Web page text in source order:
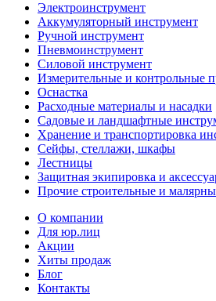
Электроинструмент
Аккумуляторный инструмент
Ручной инструмент
Пневмоинструмент
Силовой инструмент
Измерительные и контрольные
Оснастка
Расходные материалы и насадки
Садовые и ландшафтные
Хранение и транспортировка
Сейфы, стеллажи, шкафы
Лестницы
Защитная экипировка и
Прочие строительные и
О компании
Для юр.лиц
Акции
Хиты продаж
Блог
Контакты